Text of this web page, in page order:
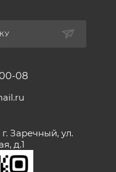
08
Заречный, ул.
д.1